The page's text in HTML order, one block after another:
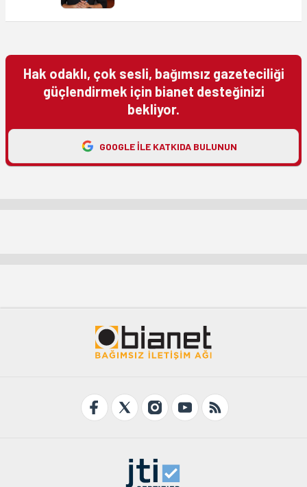
Hak odaklı, çok sesli, bağımsız gazeteciliği
güçlendirmek için bianet desteğinizi
bekliyor.
GOOGLE ILE KATKIDA BULUNUN